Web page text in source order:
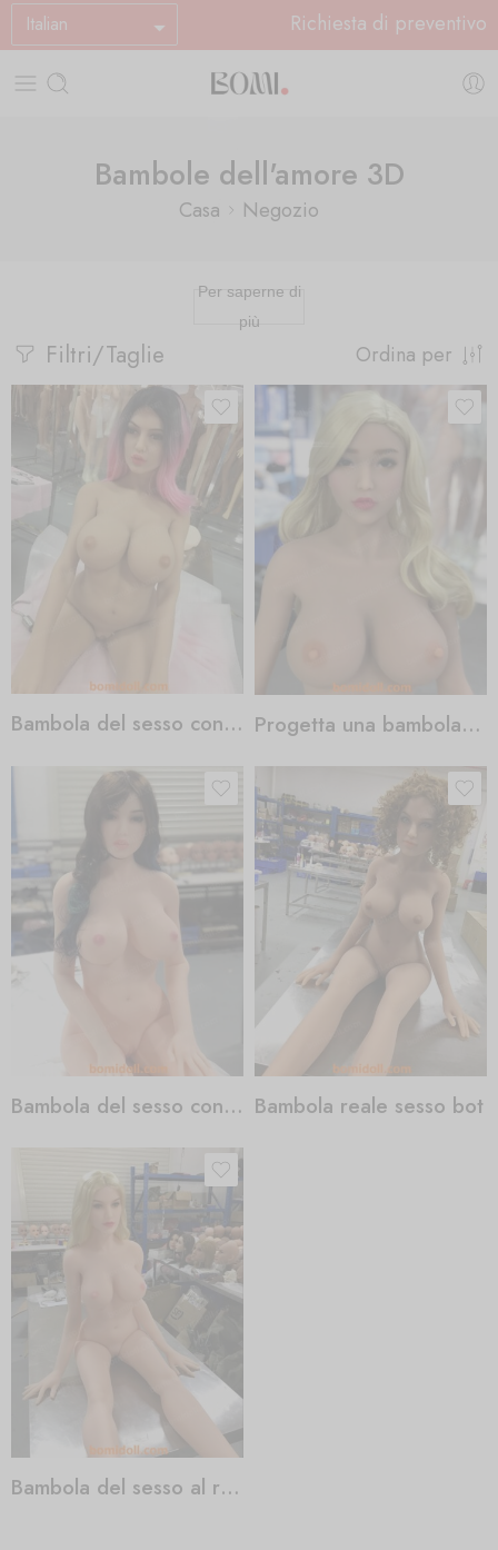
Italian Richiesta di preventivo
Bambole dell'amore 3D
Casa Negozio
Per saperne di
più
Filtri/Taglie Ordina per
Bambola del sesso con un sedere grande Progetta una bambola del sesso
Bambola del sesso con culo enorme Bambola reale sesso bot
Bambola del sesso al rosmarino